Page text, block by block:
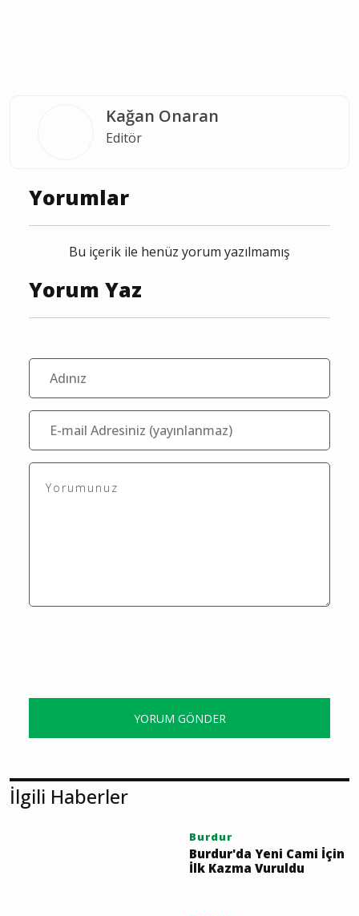
Kağan Onaran
Editör
Yorumlar
Bu içerik ile henüz yorum yazılmamış
Yorum Yaz
YORUM GÖNDER
İlgili Haberler
Burdur
Burdur'da Yeni Cami İçin
İlk Kazma Vuruldu